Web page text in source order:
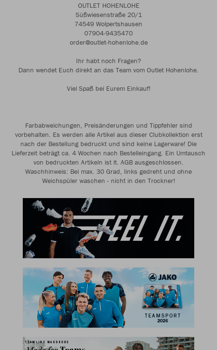
OUTLET HOHENLOHE
Süßwiesenstraße 20/1
74549 Wolpertshausen
07904-9435470
order@outlet-hohenlohe.de
Ihr habt noch Fragen?
Dann wendet Euch direkt an das Team vom Outlet Hohenlohe.
Viel Spaß bei Eurem Einkauf!
Farbabweichungen, Preisänderungen und Tippfehler sind
vorbehalten. Es werden alle Artikel aus dieser Clubkollektion erst
nach der Bestellung bedruckt und sind keine Lagerware! Die
Lieferzeit beträgt ca. 4 Wochen nach Bestelleingang. Ein Umtausch
von bedruckten Artikeln ist lt. AGB ausgeschlossen.
Waschhinweis: Bei max. 30 Grad, links gedreht und ohne
Weichspüler waschen - nicht in den Trockner!